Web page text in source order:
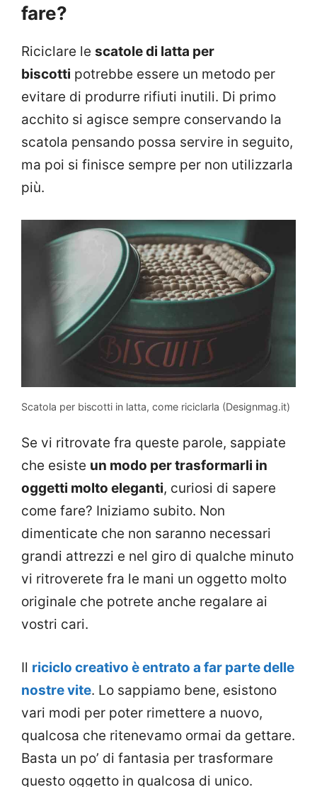
fare?
Riciclare le scatole di latta per
biscotti potrebbe essere un metodo per
evitare di produrre rifiuti inutili. Di primo
acchito si agisce sempre conservando la
scatola pensando possa servire in seguito,
ma poi si finisce sempre per non utilizzarla
più.
Scatola per biscotti in latta, come riciclarla (Designmag.it)
Se vi ritrovate fra queste parole, sappiate
che esiste un modo per trasformarli in
oggetti molto eleganti, curiosi di sapere
come fare? Iniziamo subito. Non
dimenticate che non saranno necessari
grandi attrezzi e nel giro di qualche minuto
vi ritroverete fra le mani un oggetto molto
originale che potrete anche regalare ai
vostri cari.
Il riciclo creativo è entrato a far parte delle
nostre vite. Lo sappiamo bene, esistono
vari modi per poter rimettere a nuovo,
qualcosa che ritenevamo ormai da gettare.
Basta un po’ di fantasia per trasformare
questo oggetto in qualcosa di unico.